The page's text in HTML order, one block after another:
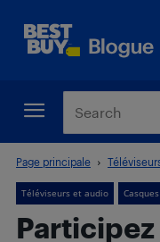
Page principale
Téléviseurs et audio